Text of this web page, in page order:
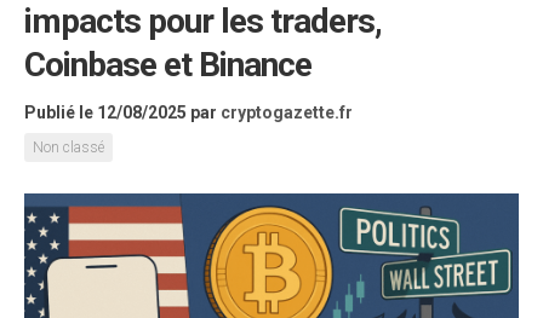
impacts pour les traders,
Coinbase et Binance
Publié le 12/08/2025 par cryptogazette.fr
Non classé